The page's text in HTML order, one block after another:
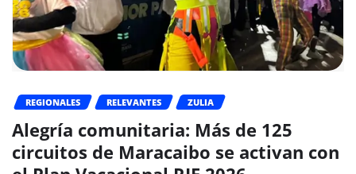
REGIONALES RELEVANTES ZULIA
Alegría comunitaria: Más de 125
circuitos de Maracaibo se activan con